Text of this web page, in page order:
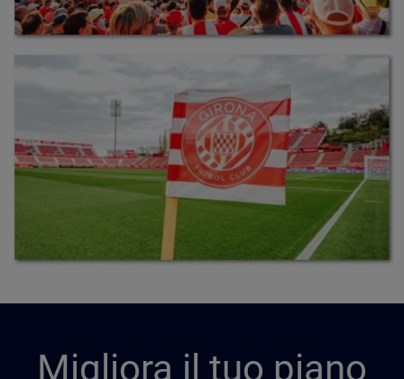
Migliora il tuo piano